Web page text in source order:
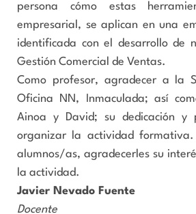
persona cómo estas
empresarial, se aplican en una
identificada con el desarrollo de
Gestión Comercial de Ventas.
Como profesor, agradecer a la
Oficina NN, Inmaculada; así
Ainoa y David; su dedicación y
organizar la actividad
alumnos/as, agradecerles su
la actividad.
Javier Nevado Fuente
Docente